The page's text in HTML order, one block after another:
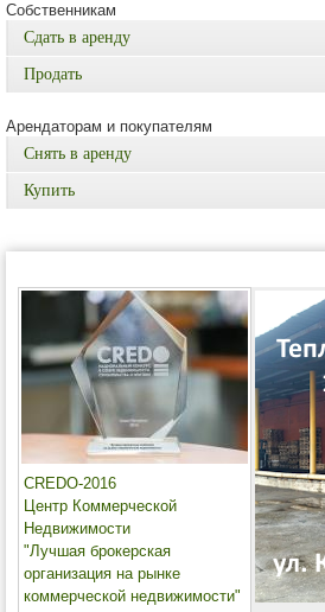
Собственникам
Сдать в аренду
Продать
Арендаторам и покупателям
Снять в аренду
Купить
CREDO-2016
Центр Коммерческой
Недвижимости
"Лучшая брокерская
организация на рынке
коммерческой недвижимости"